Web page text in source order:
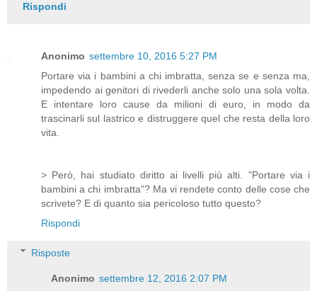
Rispondi
Anonimo settembre 10, 2016 5:27 PM
Portare via i bambini a chi imbratta, senza se e senza ma,
impedendo ai genitori di rivederli anche solo una sola volta.
E intentare loro cause da milioni di euro, in modo da
trascinarli sul lastrico e distruggere quel che resta della loro
vita.
> Però, hai studiato diritto ai livelli più alti. "Portare via i
bambini a chi imbratta"? Ma vi rendete conto delle cose che
scrivete? E di quanto sia pericoloso tutto questo?
Rispondi
Risposte
Anonimo settembre 12, 2016 2:07 PM